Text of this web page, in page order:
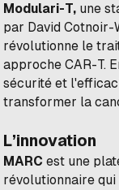
Modulari-T, une
par David Cotnoir-
révolutionne le
approche CAR-T.
sécurité et
transformer la
L’innovation
MARC est une
révolutionnaire qui